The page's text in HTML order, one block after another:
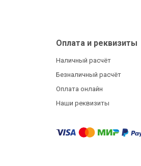
Оплата и реквизиты
Наличный расчёт
Безналичный расчёт
Оплата онлайн
Наши реквизиты